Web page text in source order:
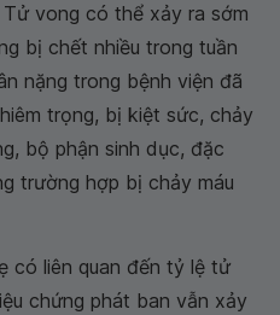
vong có thể xảy ra sớm
bị chết nhiều trong tuần
nặng trong bệnh viện đã
trọng, bị kiệt sức, chảy
bộ phận sinh dục, đặc
trường hợp bị chảy máu
có liên quan đến tỷ lệ tử
chứng phát ban vẫn xảy